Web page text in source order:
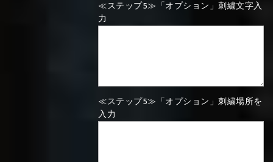
⑰Silver ⑱Green
⑳Purple ㉑Violet
≪ステップ5≫「オプション」刺繍文字入
力
≪ステップ5≫「オプション」刺繍場所を
入力